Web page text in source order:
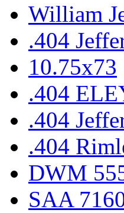
William
.404
10.75x73
.404
.404
.404
DWM
SAA